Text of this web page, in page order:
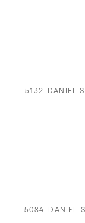
5132 DANIEL
5084 DANIEL